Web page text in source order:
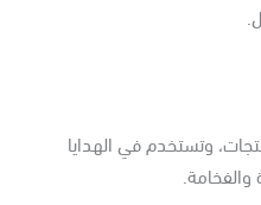
وتستخدم في الهدايا